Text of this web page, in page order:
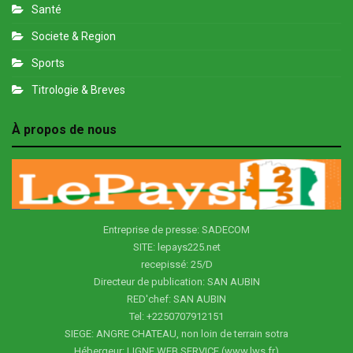
Santé
Societe & Region
Sports
Titrologie & Breves
À propos de nous
Entreprise de presse: SADECOM
SITE: lepays225.net
recepissé: 25/D
Directeur de publication: SAN AUBIN
RED'chef: SAN AUBIN
Tel: +2250707912151
SIEGE: ANGRE CHATEAU, non loin de terrain sotra